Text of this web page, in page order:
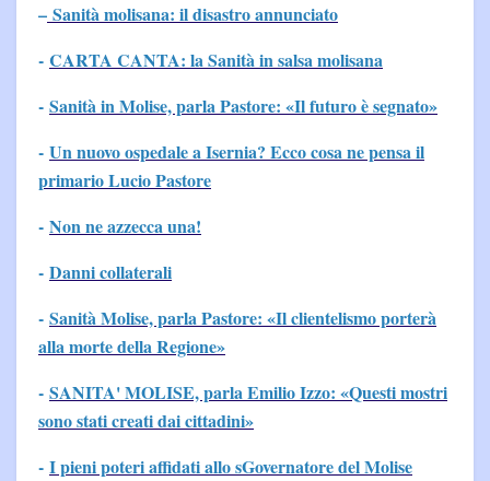
– Sanità molisana: il disastro annunciato
- CARTA CANTA: la Sanità in salsa molisana
- Sanità in Molise, parla Pastore: «Il futuro è segnato»
- Un nuovo ospedale a Isernia? Ecco cosa ne pensa il
primario Lucio Pastore
- Non ne azzecca una!
- Danni collaterali
- Sanità Molise, parla Pastore: «Il clientelismo porterà
alla morte della Regione»
- SANITA' MOLISE, parla Emilio Izzo: «Questi mostri
sono stati creati dai cittadini»
- I pieni poteri affidati allo sGovernatore del Molise